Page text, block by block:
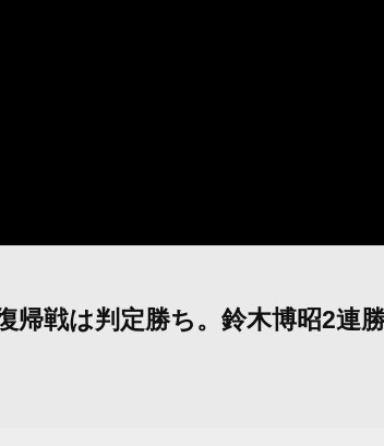
戦は判定勝ち。鈴木博昭2連